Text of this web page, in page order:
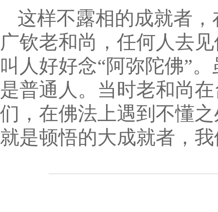
这样不露相的成就者
广钦老和尚，任何人去
叫人好好念“阿弥陀佛”
是普通人。当时老和尚
们，在佛法上遇到不懂
就是顿悟的大成就者，